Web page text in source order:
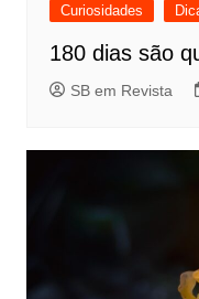
Curiosidades
180 dias são
SB em Revista